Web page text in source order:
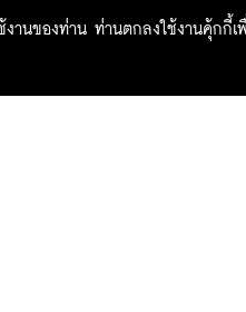
านของท่าน ท่านตกลงใช้งานคุ้กกี้เพื่